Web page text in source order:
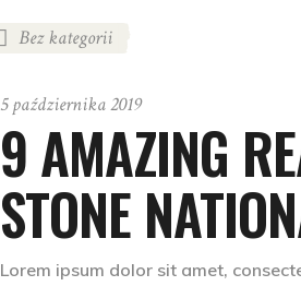
Bez kategorii
5 października 2019
9 AMAZING
STONE
Lorem ipsum dolor sit amet,